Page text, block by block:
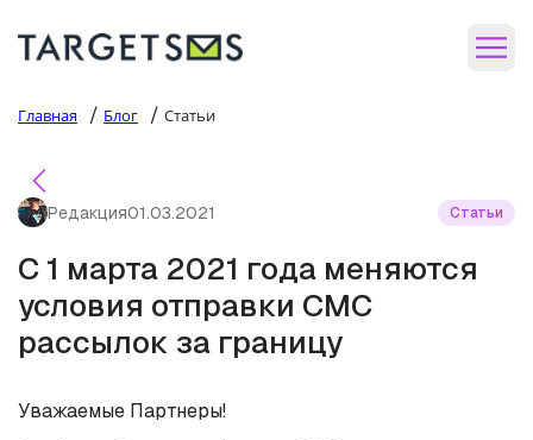
Главная / Блог / Статьи
Редакция01.03.2021 Статьи
С 1 марта 2021 года меняются
условия отправки СМС
рассылок за границу
Уважаемые Партнеры!